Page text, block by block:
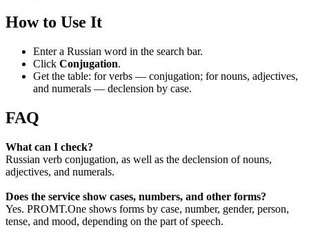
How to Use It
Enter a Russian word in the search bar.
Click Conjugation.
Get the table: for verbs — conjugation; for nouns, adjectives,
and numerals — declension by case.
FAQ
What can I check?
Russian verb conjugation, as well as the declension of nouns,
adjectives, and numerals.
Does the service show cases, numbers, and other forms?
Yes. PROMT.One shows forms by case, number, gender, person,
tense, and mood, depending on the part of speech.